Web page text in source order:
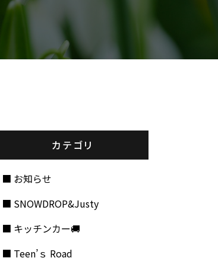
カテゴリ
お知らせ
SNOWDROP&Justy
キッチンカー🚚
Teen’ｓ Road